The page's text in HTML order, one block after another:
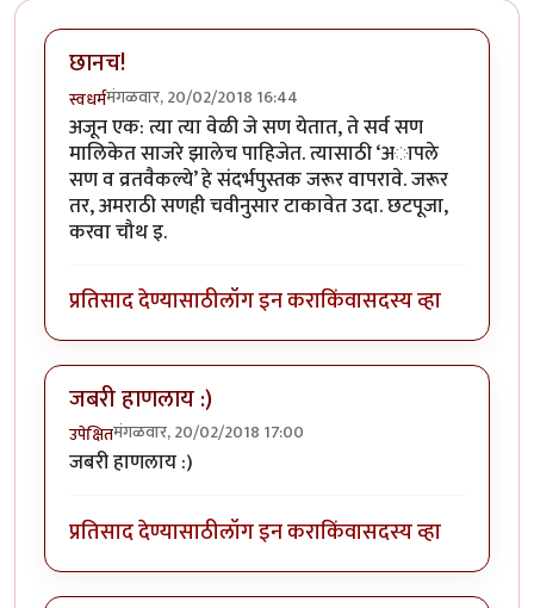
छानच!
स्वधर्ममंगळवार, 20/02/2018 16:44
अजून एक: त्या त्या वेळी जे सण येतात, ते सर्व सण
मालिकेत साजरे झालेच पाहिजेत. त्यासाठी ‘अापले
सण व व्रतवैकल्ये’ हे संदर्भपुस्तक जरूर वापरावे. जरूर
तर, अमराठी सणही चवीनुसार टाकावेत उदा. छटपूजा,
करवा चौथ इ.
प्रतिसाद देण्यासाठीलॉग इन कराकिंवासदस्य व्हा
जबरी हाणलाय :)
उपेक्षितमंगळवार, 20/02/2018 17:00
जबरी हाणलाय :)
प्रतिसाद देण्यासाठीलॉग इन कराकिंवासदस्य व्हा